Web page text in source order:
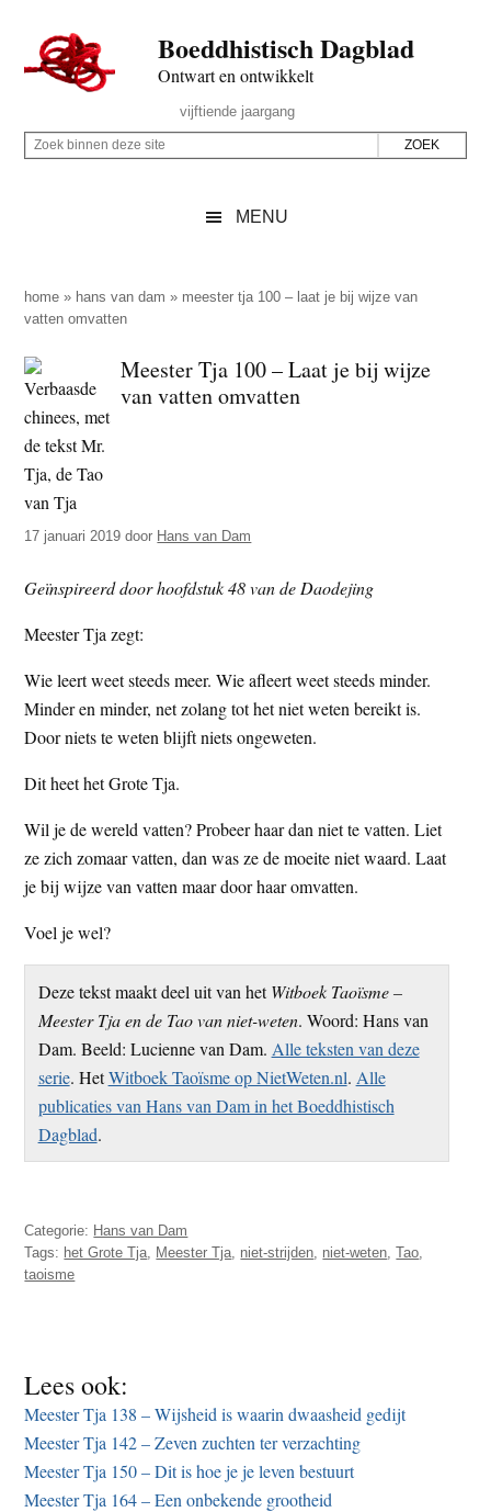
naar
de
inhoud
secondary
naar
de
sidebar
naar
de
Boeddhistisch Dagblad
Ontwart en ontwikkelt
Rechts
vijftiende jaargang
Z
p
d
e
z
e
s
i
t
e
Z
i
n
e
n
d
e
z
e
s
t
e
MENU
home » hans van dam » meester tja 100 – laat je bij wijze van
vatten omvatten
Meester Tja 100 – Laat je bij wijze
van vatten omvatten
17 januari 2019 door Hans van Dam
Geïnspireerd door hoofdstuk 48 van de Daodejing
Meester Tja zegt:
Wie leert weet steeds meer. Wie afleert weet steeds minder.
Minder en minder, net zolang tot het niet weten bereikt is.
Door niets te weten blijft niets ongeweten.
Dit heet het Grote Tja.
Wil je de wereld vatten? Probeer haar dan niet te vatten. Liet
ze zich zomaar vatten, dan was ze de moeite niet waard. Laat
je bij wijze van vatten maar door haar omvatten.
Voel je wel?
Deze tekst maakt deel uit van hetWitboek Taoïsme –
Meester Tja en de Tao van niet-weten. Woord: Hans van
Dam. Beeld: Lucienne van Dam. Alle teksten van deze
serie. HetWitboek Taoïsme op NietWeten.nl. Alle
publicaties van Hans van Dam in het Boeddhistisch
Dagblad.
Categorie: Hans van Dam
Tags: het Grote Tja, Meester Tja, niet-strijden, niet-weten,Tao,
taoisme
Lees ook:
Meester Tja 138 – Wijsheid is waarin dwaasheid gedijt
Meester Tja 142 – Zeven zuchten ter verzachting
Meester Tja 150 – Dit is hoe je je leven bestuurt
Meester Tja 164 – Een onbekende grootheid